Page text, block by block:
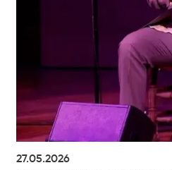
27.05.2026